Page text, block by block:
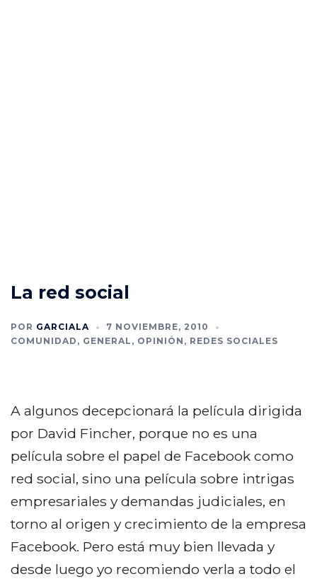
La red social
POR GARCIALA
7 NOVIEMBRE, 2010
COMUNIDAD , GENERAL , OPINIÓN , REDES SOCIALES
A algunos decepcionará la película dirigida
por David Fincher, porque no es una
película sobre el papel de Facebook como
red social, sino una película sobre intrigas
empresariales y demandas judiciales, en
torno al origen y crecimiento de la empresa
Facebook. Pero está muy bien llevada y
desde luego yo recomiendo verla a todo el